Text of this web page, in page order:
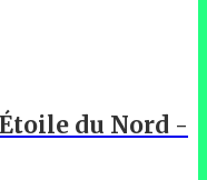
du Nord -